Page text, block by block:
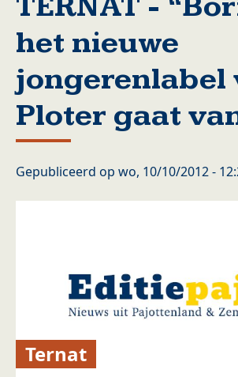
het nieuwe
jongerenlabel
Ploter gaat
Gepubliceerd op wo, 10/10/2012 -
Ternat